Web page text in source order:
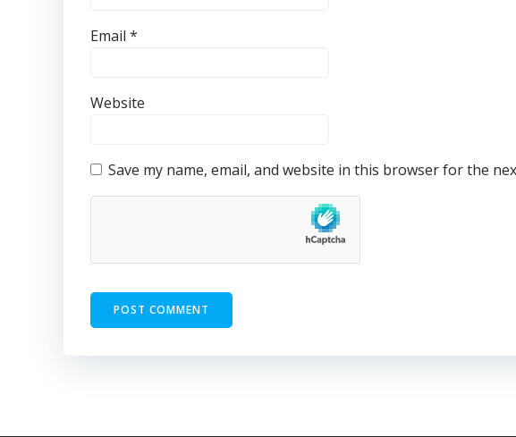
Email *
Website
Save my name, email, and website in this browser for the